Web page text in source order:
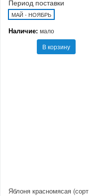
Период поставки
МАЙ - НОЯБРЬ
Наличие: мало
В корзину
Яблоня красномясая (сорт